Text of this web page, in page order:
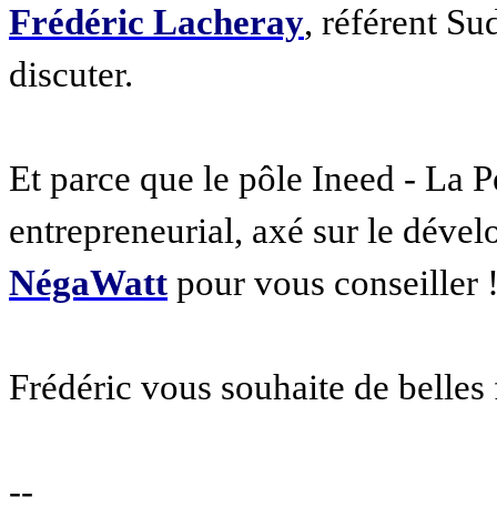
Frédéric Lacheray, référent
discuter.
Et parce que le pôle Ineed - La
entrepreneurial, axé sur le
NégaWatt pour vous conseiller
Frédéric vous souhaite de
--